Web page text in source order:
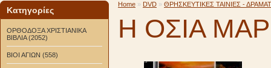
Κατηγορίες
ΟΡΘΟΔΟΞΑ ΧΡΙΣΤΙΑΝΙΚΑ
ΒΙΒΛΙΑ (2052)
ΒΙΟΙ ΑΓΙΩΝ (558)
Home » DVD » ΘΡΗΣΚΕΥΤΙΚΕΣ ΤΑΙΝΙΕΣ -
Η ΟΣΙΑ